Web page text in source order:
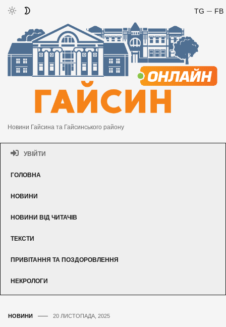
FB
TG
Новини Гайсина та Гайсинського району
УВІЙТИ
ГОЛОВНА
НОВИНИ
НОВИНИ ВІД ЧИТАЧІВ
ТЕКСТИ
ПРИВІТАННЯ ТА ПОЗДОРОВЛЕННЯ
НЕКРОЛОГИ
НОВИНИ 20 ЛИСТОПАДА, 2025